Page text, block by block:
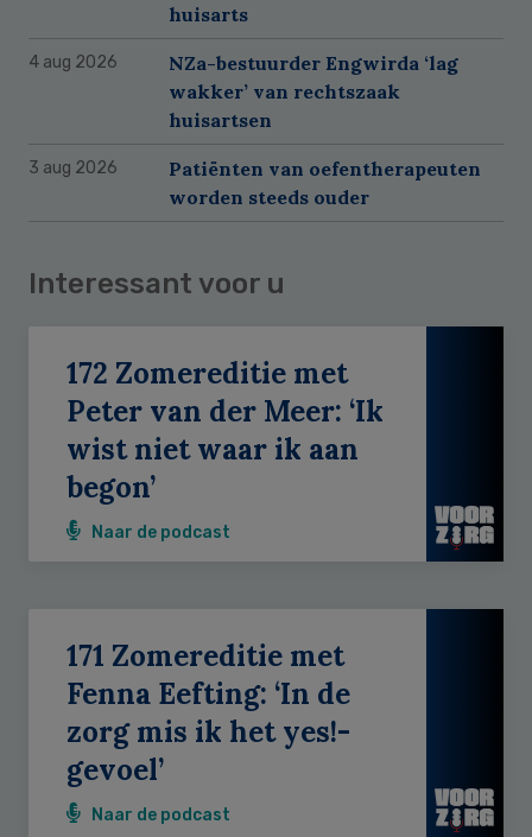
huisarts
4 aug 2026
NZa-bestuurder Engwirda ‘lag
wakker’ van rechtszaak
huisartsen
3 aug 2026
Patiënten van oefentherapeuten
worden steeds ouder
Interessant voor u
172 Zomereditie met
Peter van der Meer: ‘Ik
wist niet waar ik aan
begon’
Naar de podcast
171 Zomereditie met
Fenna Eefting: ‘In de
zorg mis ik het yes!-
gevoel’
Naar de podcast